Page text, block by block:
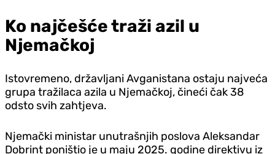
Ko najčešće traži azil u
Njemačkoj
Istovremeno, državljani Avganistana ostaju najveća
grupa tražilaca azila u Njemačkoj, čineći čak 38
odsto svih zahtjeva.
Njemački ministar unutrašnjih poslova Aleksandar
Dobrint poništio je u maju 2025. godine direktivu iz